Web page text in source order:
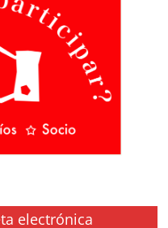
electrónica